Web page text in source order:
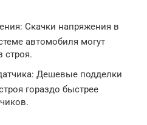
Скачки напряжения в
автомобиля могут
строя.
Дешевые подделки
гораздо быстрее